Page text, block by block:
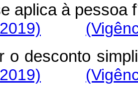
aplica à pessoa
o desconto